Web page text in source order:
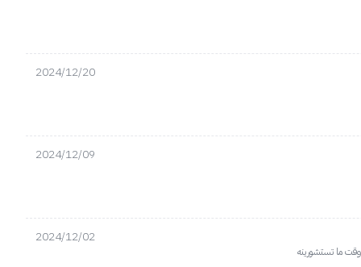
2024/12/20
2024/12/09
2024/12/02
ما تستشورينه